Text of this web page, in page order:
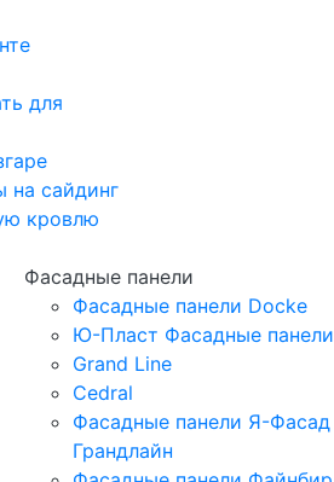
для
на сайдинг
кровлю
Фасадные панели
Фасадные панели Docke
Ю-Пласт Фасадные панели
Grand Line
Cedral
Фасадные панели Я-Фасад
Грандлайн